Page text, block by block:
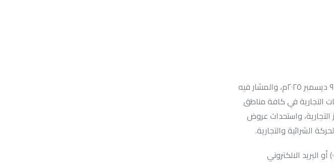
تهديكم غرفة الخرج أطيب التحيات، وتفيد بأن الاتحاد تلقى البريد الالكتروني الوارد من وزارة التجارة بتاريخ ٩ ديسمبر ٢٠٢٥م، والمشار فيه
توجيه المنشآت والجهات التجارية في كافة مناطق
واستحداث عروض
الشرائية والتجارية.
ولمزيداً من المعلومات والتنسيق يمكن التواصل مع الأستاذة/ شوق التميمي على جوال رقم (٠٥٣٠٥٠٠٠٥٩) أو البريد الالكتروني